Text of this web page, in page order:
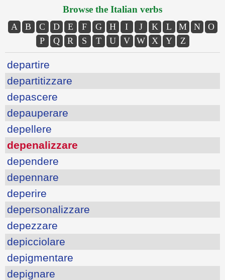
Browse the Italian verbs
A B C D E F G H I J K L M N
O
P
Q R S T U V W X Y Z
departire
departitizzare
depascere
depauperare
depellere
depenalizzare
dependere
depennare
deperire
depersonalizzare
depezzare
depicciolare
depigmentare
depignare